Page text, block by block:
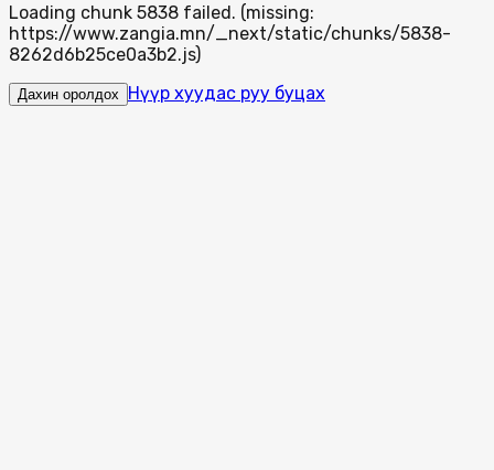
Loading chunk 5838 failed. (missing:
https://www.zangia.mn/_next/static/chunks/5838-
8262d6b25ce0a3b2.js)
Дахин оролдох Нүүр хуудас руу буцах